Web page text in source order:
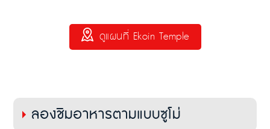
ดูแผนที่ Ekoin Temple
ลองชิมอาหารตามแบบซูโม่